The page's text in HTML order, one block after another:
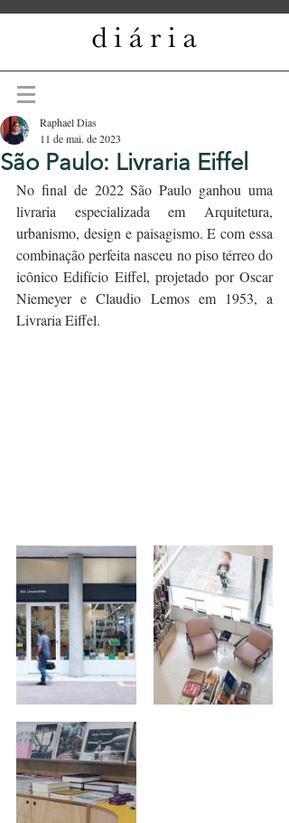
São Paulo: Livraria Eiffel
Raphael Dias
11 de mai. de 2023
No final de 2022 São Paulo ganhou uma
livraria especializada em Arquitetura,
urbanismo, design e paisagismo. E com essa
combinação perfeita nasceu no piso térreo do
icônico Edifício Eiffel, projetado por Oscar
Niemeyer e Claudio Lemos em 1953, a
Livraria Eiffel.